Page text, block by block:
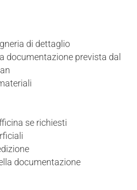
di dettaglio
documentazione prevista dal
se richiesti
documentazione